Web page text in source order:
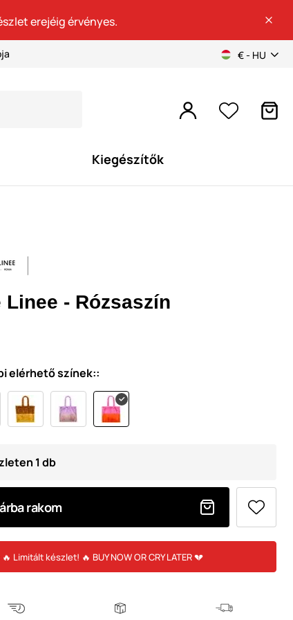
erejéig érvényes.
€ - HU
Kiegészítők
Linee - Rózsaszín
elérhető színek::
1 db
rakom
🔥 Limitált készlet! 🔥 BUY NOW OR CRY LATER 💔